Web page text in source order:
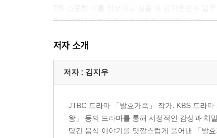
8화 기억을 되돌려주는 호두죽과 오미자물김치
10화 매운 인생, 동치미로 달랜다 김치쌈밥과 유자
11화 김치찌개로 끓이면 더욱 맛있는 호박김치
12화 정과 영양을 함께 담은 생일상 홍합미역국과
15화 마음의 눈을 맑게 해주는 가지소박이
16화 삭힐수록 제 맛이 나는 갓김치
17화 옛 기억의 맛 알타리김치
저자 소개
저자 : 김지우
JTBC 드라마 「발효가족」 작가. KBS 드라
왕」 등의 드라마를 통해 서정적인 감성과 치
담긴 음식 이야기를 맛깔스럽게 풀어낸 「발